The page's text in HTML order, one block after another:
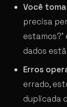
Você
precisa
dados
Erros
errado,
duplicada